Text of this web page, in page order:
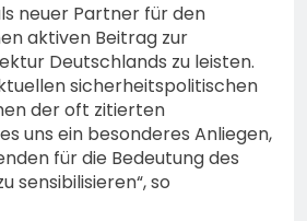
neuer Partner für den
aktiven Beitrag zur
Deutschlands zu leisten.
sicherheitspolitischen
der oft zitierten
uns ein besonderes Anliegen,
für die Bedeutung des
sensibilisieren“, so